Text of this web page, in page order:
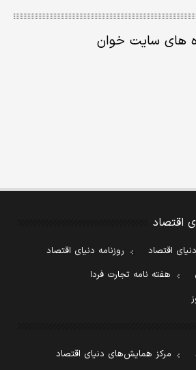
های سایت خوان
اقتصاد
اقتصاد
روزنامه دنیای اقتصاد
هفته نامه تجارت فردا
مرکز همایش‌های دنیای اقتصاد